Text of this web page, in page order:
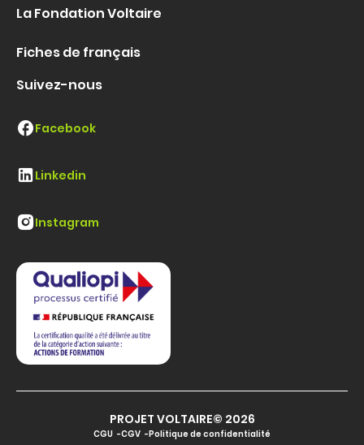
La Fondation Voltaire
Fiches de français
Suivez-nous
Facebook
Linkedin
Instagram
PROJET VOLTAIRE© 2026
CGU CGV Politique de confidentialité